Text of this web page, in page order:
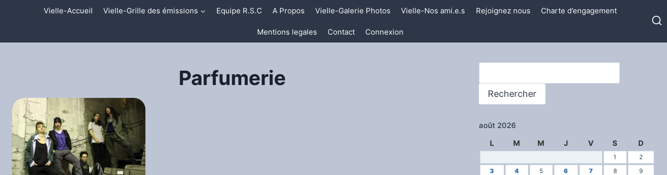
Vielle-Accueil Vielle-Grille des émissions Equipe R.S.C A Propos Vielle-Galerie Photos Vielle-Nos ami.e.s Rejoignez nous Charte d’engagement
Mentions legales Contact Connexion
Parfumerie
Rechercher
août 2026
L
M M J V S D
1
2
3
4 5 6 7 8
9